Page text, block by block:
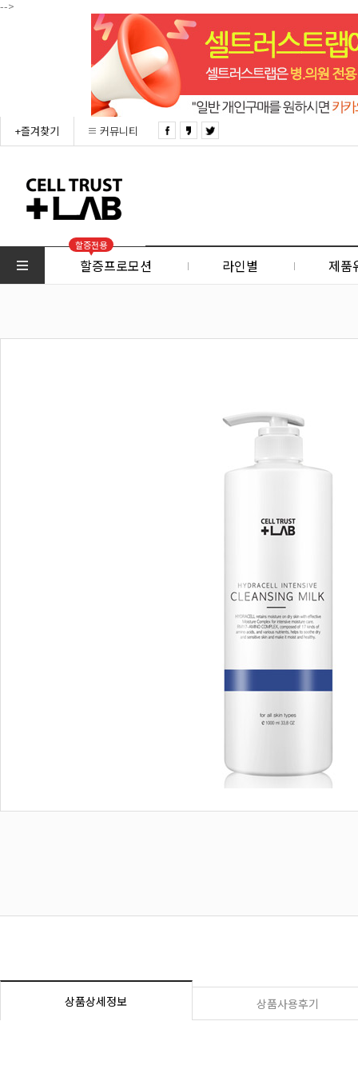
-->
+즐겨찾기 커뮤니티
할증전용
할증프로모션 라인별 제품
상품상세정보 상품사용후기